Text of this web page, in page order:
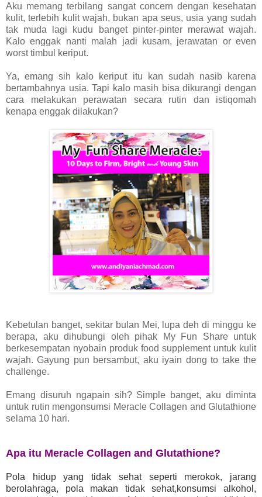
Aku memang terbilang sangat concern dengan kesehatan
kulit, terlebih kulit wajah, bukan apa seus, usia yang sudah
tak muda lagi kudu banget pinter-pinter merawat wajah.
Kalo enggak nanti malah jadi kusam, jerawatan or even
worst timbul keriput.
Ya, emang sih kalo keriput itu kan sudah nasib karena
bertambahnya usia. Tapi kalo masih bisa dikurangi dengan
cara melakukan perawatan secara rutin dan istiqomah
kenapa enggak dilakukan?
Kebetulan banget, sekitar bulan Mei, lupa deh di minggu ke
berapa, aku dihubungi oleh pihak My Fun Share untuk
berkesempatan nyobain produk food supplement untuk kulit
wajah. Gayung pun bersambut, aku iyain dong to take the
challenge.
Emang disuruh ngapain sih? Simple banget, aku diminta
untuk rutin mengonsumsi Meracle Collagen and Glutathione
selama 10 hari.
Apa itu Meracle Collagen and Glutathione?
Pola hidup yang tidak sehat seperti merokok, jarang
berolahraga, pola makan tidak sehat,konsumsi alkohol,